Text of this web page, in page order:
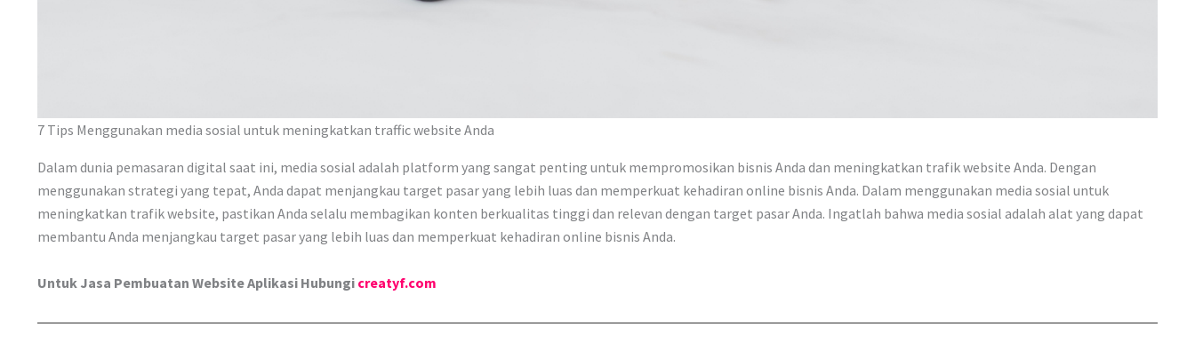
7 Tips Menggunakan media sosial untuk meningkatkan traffic website Anda
Dalam dunia pemasaran digital saat ini, media sosial adalah platform yang sangat penting untuk mempromosikan bisnis Anda dan meningkatkan trafik website Anda. Dengan
menggunakan strategi yang tepat, Anda dapat menjangkau target pasar yang lebih luas dan memperkuat kehadiran online bisnis Anda. Dalam menggunakan media sosial untuk
meningkatkan trafik website, pastikan Anda selalu membagikan konten berkualitas tinggi dan relevan dengan target pasar Anda. Ingatlah bahwa media sosial adalah alat yang dapat
membantu Anda menjangkau target pasar yang lebih luas dan memperkuat kehadiran online bisnis Anda.
Untuk Jasa Pembuatan Website Aplikasi Hubungi creatyf.com